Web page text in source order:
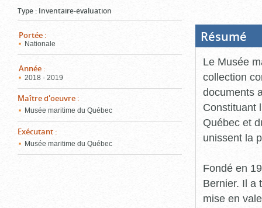
Type : Inventaire-évaluation
Portée :
Nationale
Année :
2018 - 2019
Maître d'oeuvre :
Musée maritime du Québec
Exécutant :
Musée maritime du Québec
Résumé
Le Musée
collection
documents
Constituant
Québec et
unissent la
Fondé en
Bernier. Il a
mise en